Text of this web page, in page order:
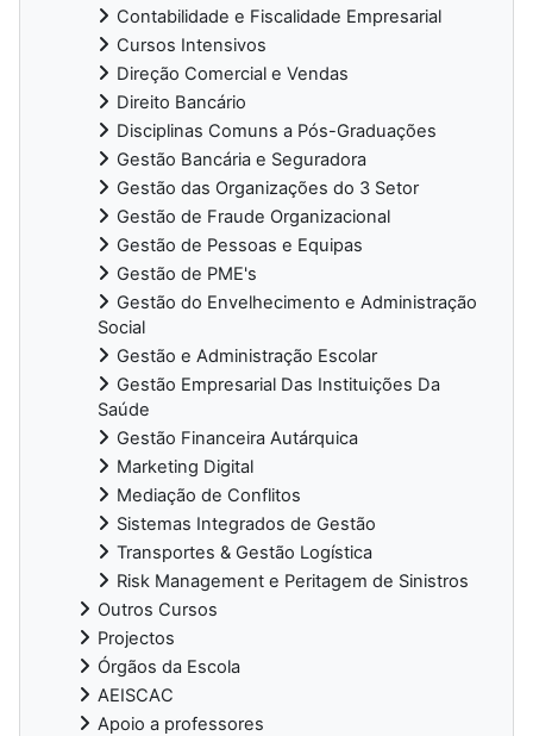
Contabilidade e Fiscalidade Empresarial
Cursos Intensivos
Direção Comercial e Vendas
Direito Bancário
Disciplinas Comuns a Pós-Graduações
Gestão Bancária e Seguradora
Gestão das Organizações do 3 Setor
Gestão de Fraude Organizacional
Gestão de Pessoas e Equipas
Gestão de PME's
Gestão do Envelhecimento e Administração
Social
Gestão e Administração Escolar
Gestão Empresarial Das Instituições Da
Saúde
Gestão Financeira Autárquica
Marketing Digital
Mediação de Conflitos
Sistemas Integrados de Gestão
Transportes & Gestão Logística
Risk Management e Peritagem de Sinistros
Outros Cursos
Projectos
Órgãos da Escola
AEISCAC
Apoio a professores